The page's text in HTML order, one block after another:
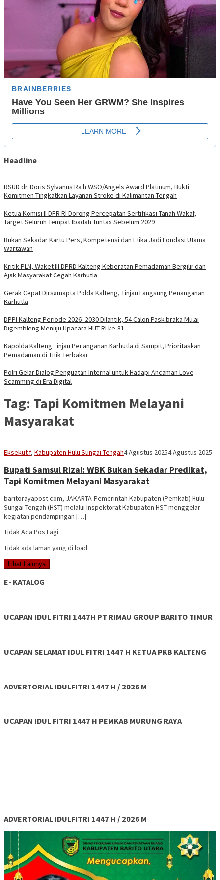
Headline
RSUD dr. Doris Sylvanus Raih WSO/Angels Award Platinum, Bukti
Komitmen Tingkatkan Layanan Stroke di Kalimantan Tengah
Ketua Komisi II DPR RI Dorong Percepatan Sertifikasi Tanah Wakaf,
Target Seluruh Tempat Ibadah Tuntas Sebelum 2029
Bukan Sekadar Kartu Pers, Kompetensi dan Etika Jadi Fondasi Utama
Wartawan
Kritik PLN, Waket III DPRD Kalteng Keberatan Pemadaman Bergilir dan
Ajak Masyarakat Cegah Karhutla
Gerak Cepat Dirsamapta Polda Kalteng, Tinjau Langsung Penanganan
Karhutla
DPPI Kalteng Periode 2026–2030 Dilantik, 54 Calon Paskibraka Mulai
Digembleng Menuju Upacara HUT RI ke-81
Kapolda Kalteng Tinjau Penanganan Karhutla di Sampit, Prioritaskan
Pemadaman di Titik Terbakar
Polri Gelar Dialog Penguatan Internal untuk Hadapi Ancaman Love
Scamming di Era Digital
Tag: Tapi Komitmen Melayani
Masyarakat
Eksekutif, Kabupaten Hulu Sungai TengahVananta
4 Agustus 20254 Agustus 2025
Bupati Samsul Rizal: WBK Bukan Sekadar Predikat,
Tapi Komitmen Melayani Masyarakat
baritorayapost.com, JAKARTA-Pemerintah Kabupaten (Pemkab) Hulu
Sungai Tengah (HST) melalui Inspektorat Kabupaten HST menggelar
kegiatan pendampingan […]
Tidak Ada Pos Lagi.
Tidak ada laman yang di load.
Lihat Lainnya
E- KATALOG
UCAPAN IDUL FITRI 1447H PT RIMAU GROUP BARITO TIMUR
UCAPAN SELAMAT IDUL FITRI 1447 H KETUA PKB KALTENG
ADVERTORIAL IDULFITRI 1447 H / 2026 M
UCAPAN IDUL FITRI 1447 H PEMKAB MURUNG RAYA
ADVERTORIAL IDULFITRI 1447 H / 2026 M